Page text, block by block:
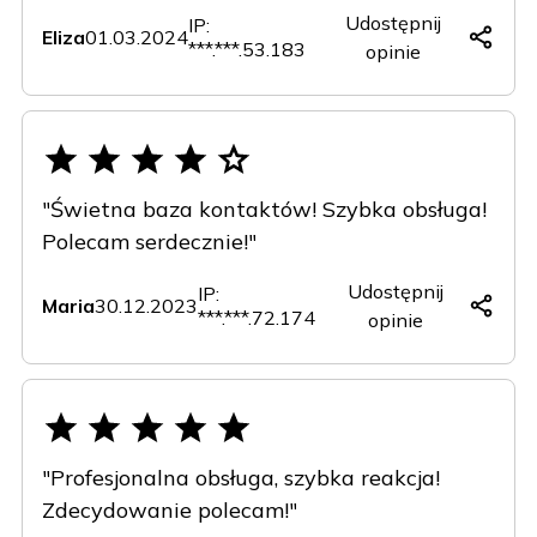
Eliza01.03.2024IP:
***.***.53.183
Facebook
X
(Twitter)
LinkedIn
Udostępnij
opinie
"Świetna baza kontaktów! Szybka obsługa!
Polecam serdecznie!"
Maria30.12.2023IP:
***.***.72.174
Facebook
X
(Twitter)
LinkedIn
Udostępnij
opinie
"Profesjonalna obsługa, szybka reakcja!
Zdecydowanie polecam!"